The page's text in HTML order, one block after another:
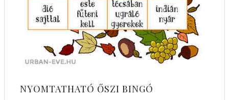
NYOMTATHATÓ ŐSZI BINGÓ